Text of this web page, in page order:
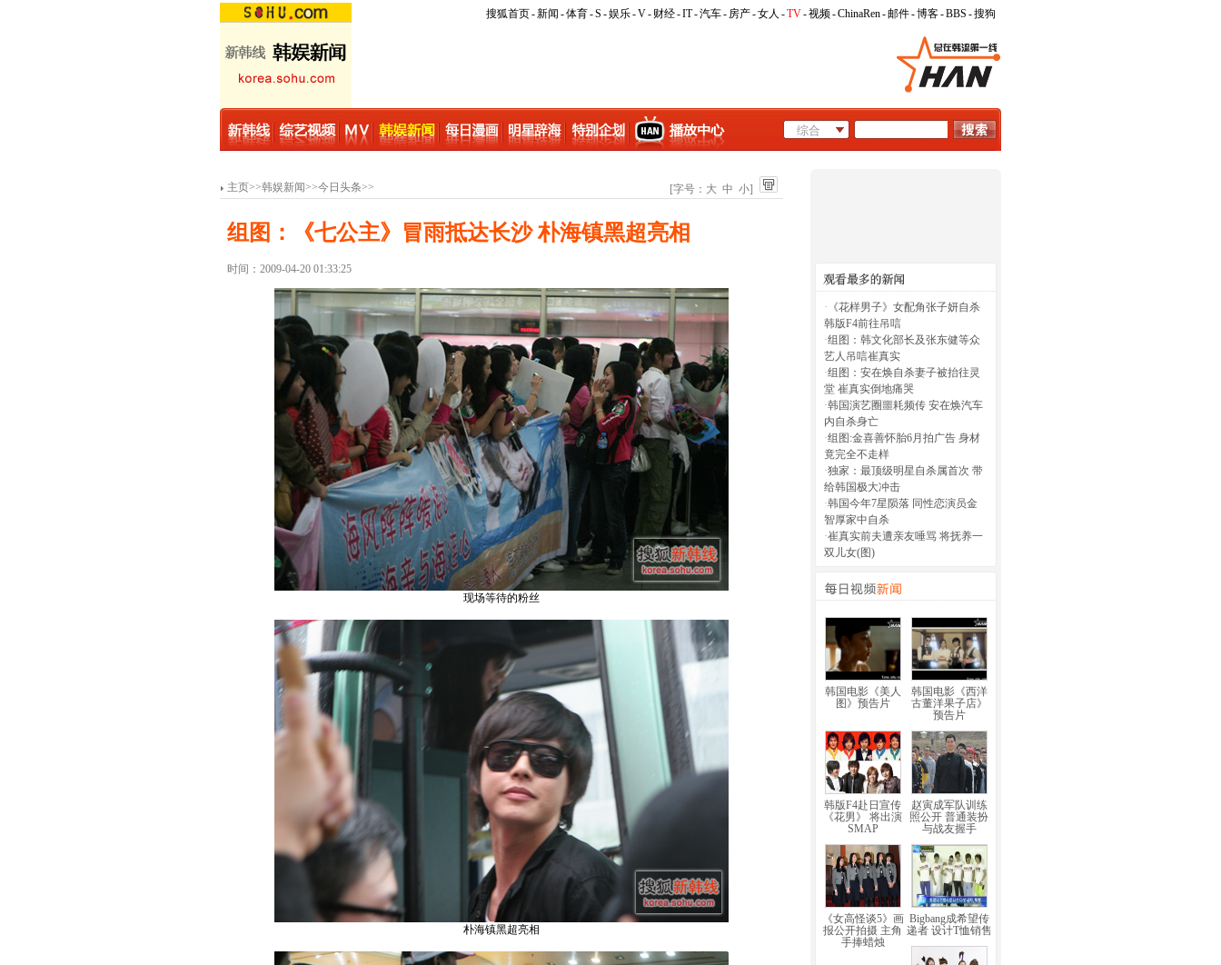
搜狐首页-新闻 -体育-S -娱乐-V- 财经-IT-汽车- 房产-女人 -TV-视频-ChinaRen-邮件-博客-BBS -搜狗
主页>>韩娱新闻>>今日头条>> [字号： 大 中 小]
组图：《七公主》冒雨抵达长沙 朴海镇黑超亮相
时间：2009-04-20 01:33:25
现场等待的粉丝
朴海镇黑超亮相
· 《花样男子》女配角张子妍自杀
韩版F4前往吊唁
·组图：韩文化部长及张东健等众
艺人吊唁崔真实
·组图：安在焕自杀妻子被抬往灵
堂 崔真实倒地痛哭
·韩国演艺圈噩耗频传 安在焕汽车
内自杀身亡
·组图:金喜善怀胎6月拍广告 身材
竟完全不走样
·独家：最顶级明星自杀属首次 带
给韩国极大冲击
·韩国今年7星陨落 同性恋演员金
智厚家中自杀
·崔真实前夫遭亲友唾骂 将抚养一
双儿女(图)
韩国电影《美人
图》预告片
韩国电影《西洋
古董洋果子店》
预告片
韩版F4赴日宣传
《花男》 将出演
SMAP
赵寅成军队训练
照公开 普通装扮
与战友握手
《女高怪谈5》画
报公开拍摄 主角
手捧蜡烛
Bigbang成希望传
递者 设计T恤销售